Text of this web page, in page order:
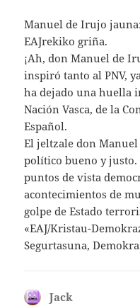
Manuel de Irujo
EAJrekiko griña.
¡Ah, don Manuel de
inspiró tanto al PNV,
ha dejado una huella
Nación Vasca, de la
Español.
El jeltzale don
político bueno y justo.
puntos de vista
acontecimientos de
golpe de Estado
«EAJ/Kristau-
Segurtasuna,
Jack